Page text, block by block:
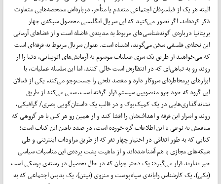
البته هر یک از فیلسوفان اجتماعی متقدم یا متأخر، درباره‌اش مشخصه‌هایی متفاوت
ذکر کرده‌اند. اگر تصور می‌کنید که این سریال انگلیسی محصول شبکه‌ی چهار
بریتانیا درباره‌ی گونه‌شناسی‌های مربوط به مدینه‌ی فاضله است و از فضاهای آرمانی
این نحله‌ی فلسفی سخن می‌گوید، اشتباه است. عنوان سریال مربوط به فرقه‌ای است
که می‌خواهند از طریق یک سری عملیات موسوم به آزمایش‌های اتوپیایی، دنیا را از
روند رو به تباهی‌ای که در انتظارش است خالی کنند. اما این سلسله عملیات، با
ابزارهای پرمخاطره‌ای سروکار دارد و مقصد تلخی را جست‌و‌جو می‌کند. یکی از فعالان
این گروه که خود جزو مغضوبین سیستم قرار گرفته است، سعی می‌کند از طریق
نشانه‌گذاری‌هایی در یک کمیک‌بوک و در قالب یک داستان‌گویی بصری/ گرافیکی،
روند و اسرار این فرقه و اهداف‌شان را افشا کند و از همین رو هر کس یا هر گروهی که
منافعش به نوعی با این اطلاعات گره خورده است، در صدد یافتن این کتاب است؛
کتابی که به طور اتفاقی در اختیار چهار نفر که از طریق مراودات اینترنتی و طی
شبکه‌های مجازی با هم آشنا شده‌اند و از ماهیت پشت پرده‌ی این مناسبات سیاسی
خبر ندارند قرار می‌گیرد: یک دختر جوان که در حال تحصیل در رشته‌ی پزشکی است
(بکی)، یک کار‌شناس رایانه‌ی سیاه‌پوست و منزوی (نیتن)، یک بدبین اجتماعی که به